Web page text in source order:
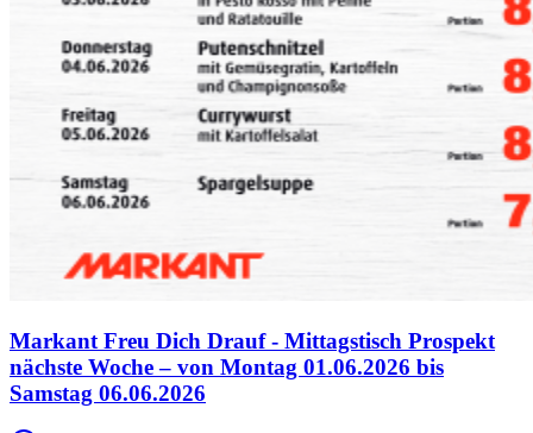
Markant Freu Dich Drauf - Mittagstisch Prospekt
nächste Woche – von Montag 01.06.2026 bis
Samstag 06.06.2026